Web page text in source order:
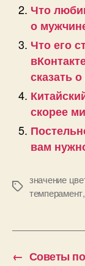
Что
о
Что его
сказать
скорее
вам
Позначки
значение
темперамент,
← Советы